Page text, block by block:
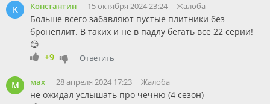
К Константин 15 октября 2024 23:24 Жалоба
Больше всего забавляют пустые плитники без
бронеплит. В таких и не в падлу бегать все 22 серии!
😊
+9
Ответить
М мах 28 апреля 2024 17:23 Жалоба
не ожидал услышать про чечню (4 сезон)